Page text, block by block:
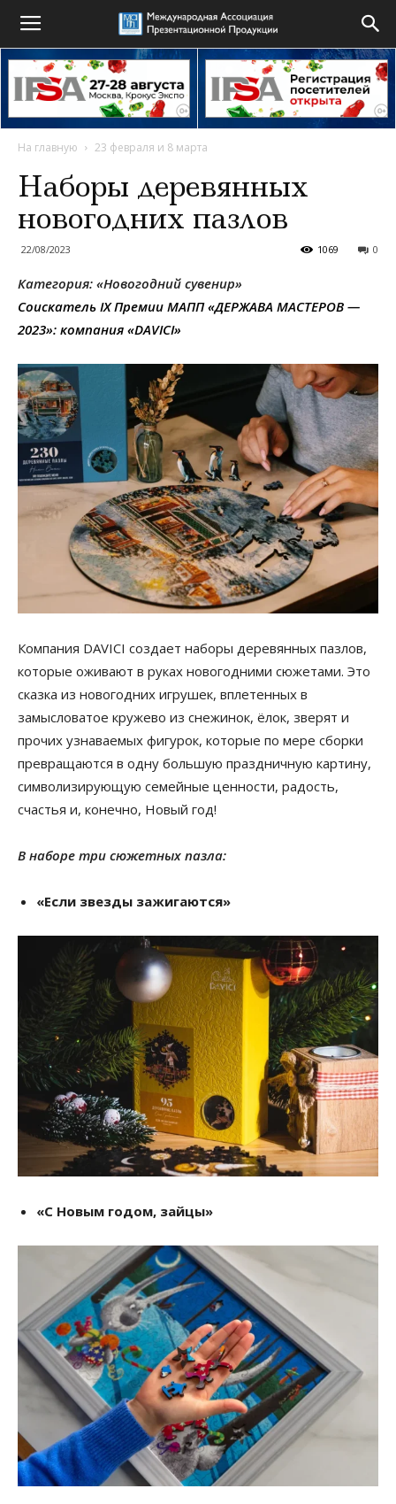
На главную 23 февраля и 8 марта
Наборы деревянных
новогодних пазлов
22/08/2023 0
1069
Категория: «Новогодний сувенир»
Соискатель IX Премии МАПП «ДЕРЖАВА МАСТЕРОВ —
2023»: компания «DAVICI»
Компания DAVICI создает наборы деревянных пазлов,
которые оживают в руках новогодними сюжетами. Это
сказка из новогодних игрушек, вплетенных в
замысловатое кружево из снежинок, ёлок, зверят и
прочих узнаваемых фигурок, которые по мере сборки
превращаются в одну большую праздничную картину,
символизирующую семейные ценности, радость,
счастья и, конечно, Новый год!
В наборе три сюжетных пазла:
«Если звезды зажигаются»
«С Новым годом, зайцы»